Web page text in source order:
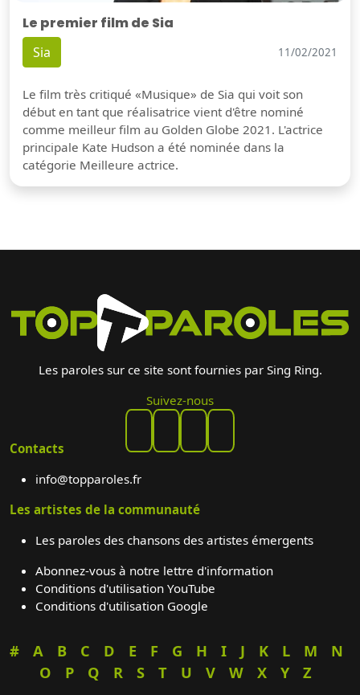
Le premier film de Sia
Sia 11/02/2021
Le film très critiqué «Musique» de Sia qui voit son
début en tant que réalisatrice vient d'être nominé
comme meilleur film au Golden Globe 2021. L'actrice
principale Kate Hudson a été nominée dans la
catégorie Meilleure actrice.
Les paroles sur ce site sont fournies par Sing Ring.
Suivez-nous
Contacts
info@topparoles.fr
Les artistes de la communauté
Les paroles des chansons des artistes émergents
Abonnez-vous à notre lettre d'information
Conditions d'utilisation YouTube
Conditions d'utilisation Google
# A B C D E F G H I J K L M
N
O
P Q R S T U V W X Y Z